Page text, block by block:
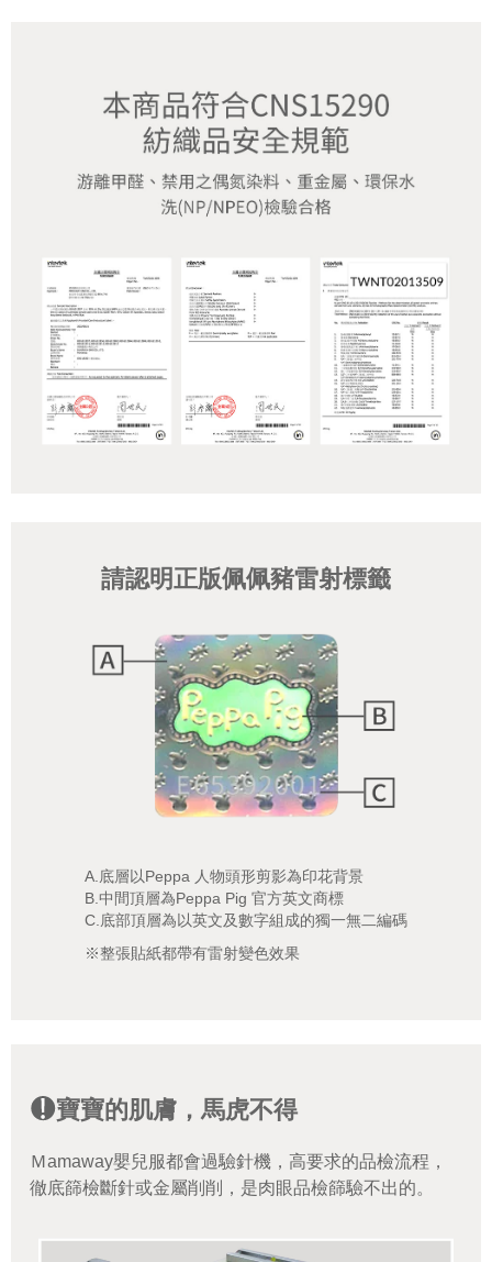
請認明正版佩佩豬雷射標籤
A.底層以Peppa 人物頭形剪影為印花背景
B.中間頂層為Peppa Pig 官方英文商標
C.底部頂層為以英文及數字組成的獨一無二編碼
※整張貼紙都帶有雷射變色效果
寶寶的肌膚，馬虎不得
Ｍamaway嬰兒服都會過驗針機，高要求的品檢流程，
徹底篩檢斷針或金屬削削，是肉眼品檢篩驗不出的。